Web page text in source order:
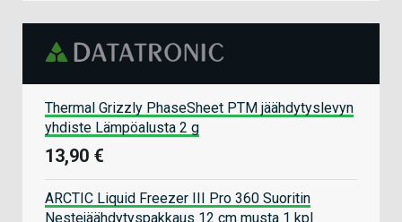
Thermal Grizzly PhaseSheet PTM jäähdytyslevyn
yhdiste Lämpöalusta 2 g
13,90 €
ARCTIC Liquid Freezer III Pro 360 Suoritin
Nestejäähdytyspakkaus 12 cm musta 1 kpl